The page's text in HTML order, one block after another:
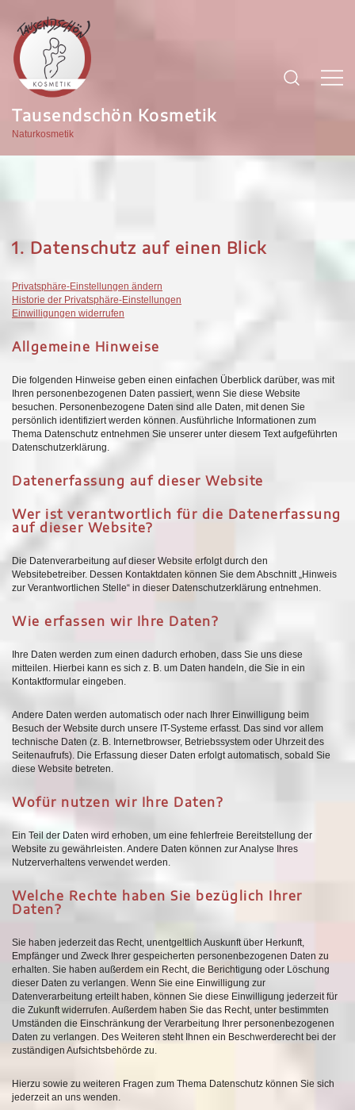
springen
Tausendschön Kosmetik
Naturkosmetik
1. Datenschutz auf einen Blick
Privatsphäre-Einstellungen ändern
Historie der Privatsphäre-Einstellungen
Einwilligungen widerrufen
Allgemeine Hinweise
Die folgenden Hinweise geben einen einfachen Überblick darüber, was mit
Ihren personenbezogenen Daten passiert, wenn Sie diese Website
besuchen. Personenbezogene Daten sind alle Daten, mit denen Sie
persönlich identifiziert werden können. Ausführliche Informationen zum
Thema Datenschutz entnehmen Sie unserer unter diesem Text aufgeführten
Datenschutzerklärung.
Datenerfassung auf dieser Website
Wer ist verantwortlich für die Datenerfassung
auf dieser Website?
Die Datenverarbeitung auf dieser Website erfolgt durch den
Websitebetreiber. Dessen Kontaktdaten können Sie dem Abschnitt „Hinweis
zur Verantwortlichen Stelle“ in dieser Datenschutzerklärung entnehmen.
Wie erfassen wir Ihre Daten?
Ihre Daten werden zum einen dadurch erhoben, dass Sie uns diese
mitteilen. Hierbei kann es sich z. B. um Daten handeln, die Sie in ein
Kontaktformular eingeben.
Andere Daten werden automatisch oder nach Ihrer Einwilligung beim
Besuch der Website durch unsere IT-Systeme erfasst. Das sind vor allem
technische Daten (z. B. Internetbrowser, Betriebssystem oder Uhrzeit des
Seitenaufrufs). Die Erfassung dieser Daten erfolgt automatisch, sobald Sie
diese Website betreten.
Wofür nutzen wir Ihre Daten?
Ein Teil der Daten wird erhoben, um eine fehlerfreie Bereitstellung der
Website zu gewährleisten. Andere Daten können zur Analyse Ihres
Nutzerverhaltens verwendet werden.
Welche Rechte haben Sie bezüglich Ihrer
Daten?
Sie haben jederzeit das Recht, unentgeltlich Auskunft über Herkunft,
Empfänger und Zweck Ihrer gespeicherten personenbezogenen Daten zu
erhalten. Sie haben außerdem ein Recht, die Berichtigung oder Löschung
dieser Daten zu verlangen. Wenn Sie eine Einwilligung zur
Datenverarbeitung erteilt haben, können Sie diese Einwilligung jederzeit für
die Zukunft widerrufen. Außerdem haben Sie das Recht, unter bestimmten
Umständen die Einschränkung der Verarbeitung Ihrer personenbezogenen
Daten zu verlangen. Des Weiteren steht Ihnen ein Beschwerderecht bei der
zuständigen Aufsichtsbehörde zu.
Hierzu sowie zu weiteren Fragen zum Thema Datenschutz können Sie sich
jederzeit an uns wenden.